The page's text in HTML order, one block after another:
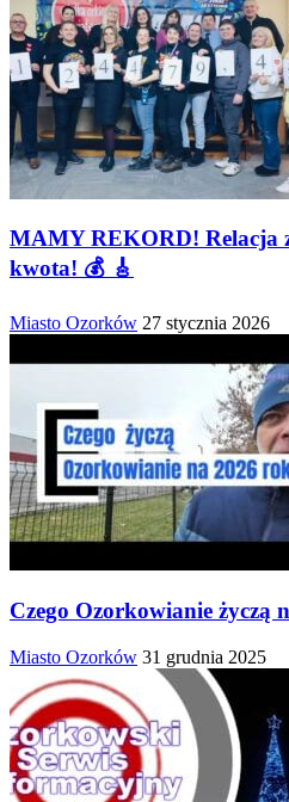
MAMY REKORD! Relacja
kwota! 💰 🎸
Miasto Ozorków 27 stycznia 2026
Czego Ozorkowianie życzą
Miasto Ozorków 31 grudnia 2025